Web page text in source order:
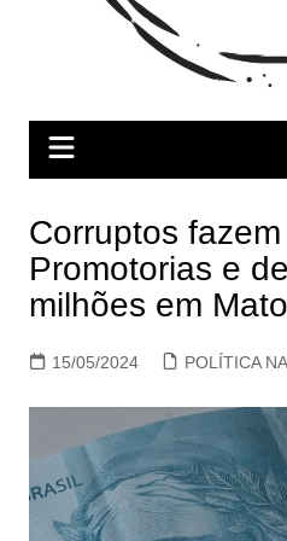
Corruptos
Promotorias e
milhões em
15/05/2024 POLÍTICA